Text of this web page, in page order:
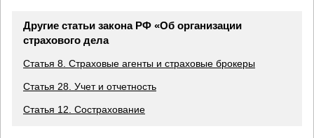
Другие статьи закона РФ «Об организации
страхового дела
Статья 8. Страховые агенты и страховые брокеры
Статья 28. Учет и отчетность
Статья 12. Сострахование